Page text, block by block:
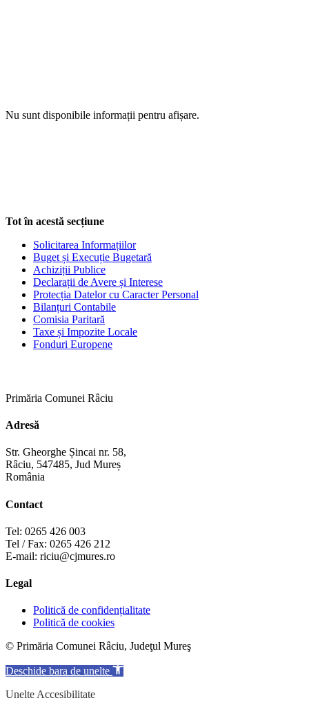
Nu sunt disponibile informații pentru afișare.
Tot în acestă secțiune
Solicitarea Informațiilor
Buget și Execuție Bugetară
Achiziții Publice
Declarații de Avere și Interese
Protecția Datelor cu Caracter Personal
Bilanțuri Contabile
Comisia Paritară
Taxe și Impozite Locale
Fonduri Europene
Primăria Comunei Râciu
Adresă
Str. Gheorghe Șincai nr. 58,
Râciu, 547485, Jud Mureș
România
Contact
Tel: 0265 426 003
Tel / Fax: 0265 426 212
E-mail: riciu@cjmures.ro
Legal
Politică de confidențialitate
Politică de cookies
© Primăria Comunei Râciu, Judeţul Mureş
Deschide bara de unelte
Unelte Accesibilitate